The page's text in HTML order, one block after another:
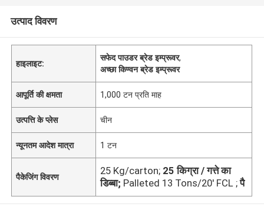
उत्पाद विवरण
हाइलाइट:
सफेद पाउडर ब्रेड इम्प्रूवर,
अच्छा किण्वन ब्रेड इम्प्रूवर
आपूर्ति की क्षमता 1,000 टन प्रति माह
उत्पत्ति के प्लेस चीन
न्यूनतम आदेश मात्रा 1 टन
पैकेजिंग विवरण
25 Kg/carton; 25 किग्रा / गत्ते का
डिब्बा; Palleted 13 Tons/20' FCL ; पै